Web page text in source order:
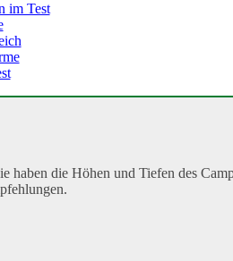
im Test
die Höhen und Tiefen des